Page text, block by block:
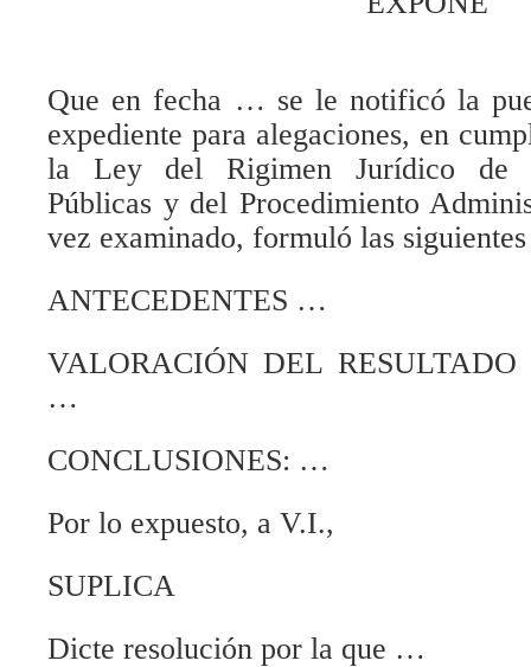
Que en fecha … se le notificó la
expediente para alegaciones, en
la Ley del Rigimen Jurídico de
Públicas y del Procedimiento
vez examinado, formuló las
ANTECEDENTES …
VALORACIÓN DEL
…
CONCLUSIONES: …
Por lo expuesto, a V.I.,
SUPLICA
Dicte resolución por la que …